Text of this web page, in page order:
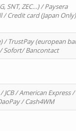
SNT, ZEC…) / Paysera
/ Credit card (Japan
/ TrustPay (european
Sofort/ Bancontact
/ American Express /
/ Cash4WM